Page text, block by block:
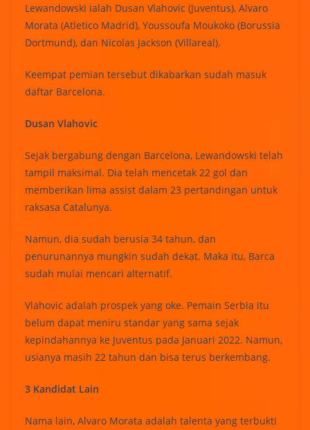
Lewandowski ialah Dusan Vlahovic (Juventus), Alvaro
Morata (Atletico Madrid), Youssoufa Moukoko (Borussia
Dortmund), dan Nicolas Jackson (Villareal).
Keempat pemian tersebut dikabarkan sudah masuk
daftar Barcelona.
Dusan Vlahovic
Sejak bergabung dengan Barcelona, Lewandowski telah
tampil maksimal. Dia telah mencetak 22 gol dan
memberikan lima assist dalam 23 pertandingan untuk
raksasa Catalunya.
Namun, dia sudah berusia 34 tahun, dan
penurunannya mungkin sudah dekat. Maka itu, Barca
sudah mulai mencari alternatif.
Vlahovic adalah prospek yang oke. Pemain Serbia itu
belum dapat meniru standar yang sama sejak
kepindahannya ke Juventus pada Januari 2022. Namun,
usianya masih 22 tahun dan bisa terus berkembang.
3 Kandidat Lain
Nama lain, Alvaro Morata adalah talenta yang terbukti